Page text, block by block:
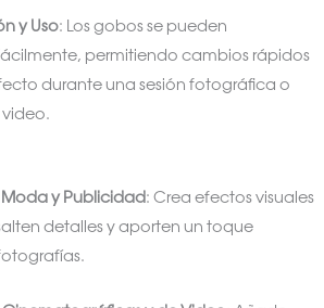
y Uso: Los gobos se pueden
permitiendo cambios rápidos
durante una sesión fotográfica o
y Publicidad: Crea efectos visuales
detalles y aporten un toque